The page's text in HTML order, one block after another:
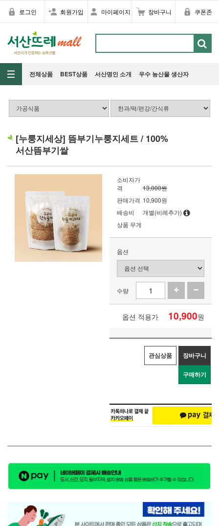
로그인 회원가입 마이페이지 장바구니 쿠폰존
전체상품 BEST상품 서산명인 소개 우수 농산물 생산자
[누룽지세상] 뜸부기누룽지세트 / 100%
서산뜸부기쌀
소비자가
격
13,000원
판매가격 10,900원
배송비
개별(비례추가)
상품 무게
옵션
수량
옵션 적용가 10,900원
관심상품 장바구니
구매하기